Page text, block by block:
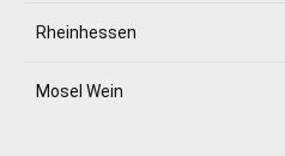
Rheinhessen
Mosel Wein